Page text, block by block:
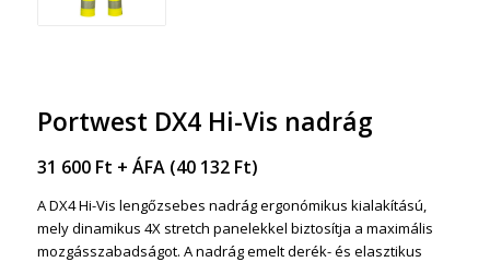
Portwest DX4 Hi-Vis nadrág
31 600 Ft + ÁFA (40 132 Ft)
A DX4 Hi-Vis lengőzsebes nadrág ergonómikus kialakítású,
mely dinamikus 4X stretch panelekkel biztosítja a maximális
mozgásszabadságot. A nadrág emelt derék- és elasztikus